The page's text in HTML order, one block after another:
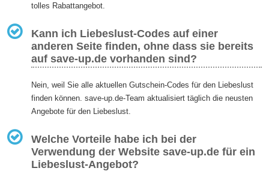
tolles Rabattangebot.
Kann ich Liebeslust-Codes auf einer
anderen Seite finden, ohne dass sie bereits
auf save-up.de vorhanden sind?
Nein, weil Sie alle aktuellen Gutschein-Codes für den Liebeslust
finden können. save-up.de-Team aktualisiert täglich die neusten
Angebote für den Liebeslust.
Welche Vorteile habe ich bei der
Verwendung der Website save-up.de für ein
Liebeslust-Angebot?